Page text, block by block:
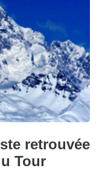
retrouvée
Tour